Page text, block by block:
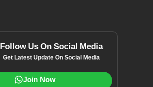
Follow Us On Social Media
Get Latest Update On Social Media
Join Now